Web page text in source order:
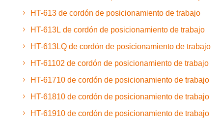
HT-613 de cordón de posicionamiento de trabajo
HT-613L de cordón de posicionamiento de trabajo
HT-613LQ de cordón de posicionamiento de trabajo
HT-61102 de cordón de posicionamiento de trabajo
HT-61710 de cordón de posicionamiento de trabajo
HT-61810 de cordón de posicionamiento de trabajo
HT-61910 de cordón de posicionamiento de trabajo